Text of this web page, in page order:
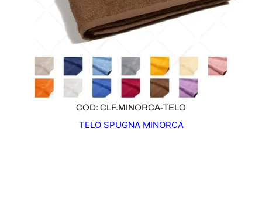
COD: CLF.MINORCA-TELO
TELO SPUGNA MINORCA